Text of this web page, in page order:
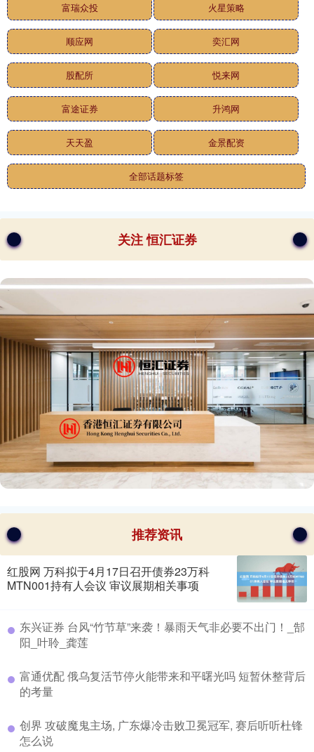
富瑞众投 火星策略
顺应网 奕汇网
股配所 悦来网
富途证券 升鸿网
天天盈 金景配资
全部话题标签
关注 恒汇证券
推荐资讯
红股网 万科拟于4月17日召开债券23万科
MTN001持有人会议 审议展期相关事项
​东兴证券 台风“竹节草”来袭！暴雨天气非必要不出门！_郜
阳_叶聆_龚莲
​富通优配 俄乌复活节停火能带来和平曙光吗 短暂休整背后
的考量
​创界 攻破魔鬼主场, 广东爆冷击败卫冕冠军, 赛后听听杜锋
怎么说